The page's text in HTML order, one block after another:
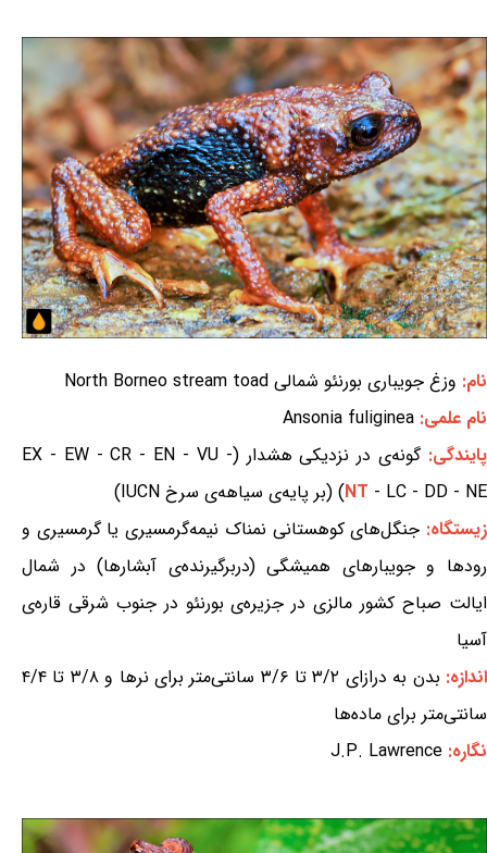
نام: وزغ جویباری بورنئو شمالی North Borneo stream toad
نام علمی: Ansonia fuliginea
پایندگی:گونه‌ی در نزدیکی هشدار (EX - EW - CR - EN - VU -
NT - LC - DD - NE) (بر پایه‌ی سیاهه‌ی سرخ IUCN)
زیستگاه: جنگل‌های کوهستانی نمناک نیمه‌گرمسیری یا گرمسیری و
رودها و جویبارهای همیشگی (دربرگیرنده‌ی آبشارها) در شمال
ایالت صباح کشور مالزی در جزیره‌ی بورنئو در جنوب شرقی قاره‌ی
آسیا
اندازه:
بدن به درازای ۳/۲ تا ۳/۶ سانتی‌متر برای نرها و ۳/۸ تا ۴/۴
سانتی‌متر برای ماده‌ها
نگاره: J.P. Lawrence